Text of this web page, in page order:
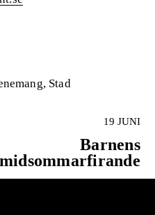
, Stad
s
19 JUNI
Barnens
midsommarfirande